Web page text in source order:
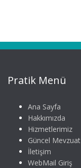
Pratik Menü
Ana Sayfa
Hakkımızda
Hizmetlerimiz
Güncel Mevzuat
İletişim
WebMail Giriş